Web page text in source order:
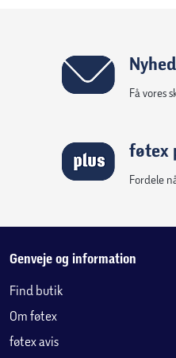
Få vores
føtex
Fordele
Genveje og information
Find butik
Om føtex
føtex avis